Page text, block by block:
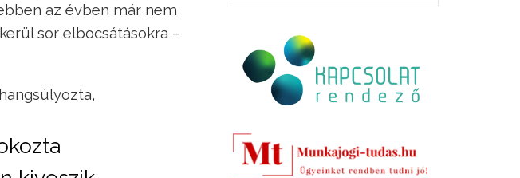
az évben már nem
sor elbocsátásokra –